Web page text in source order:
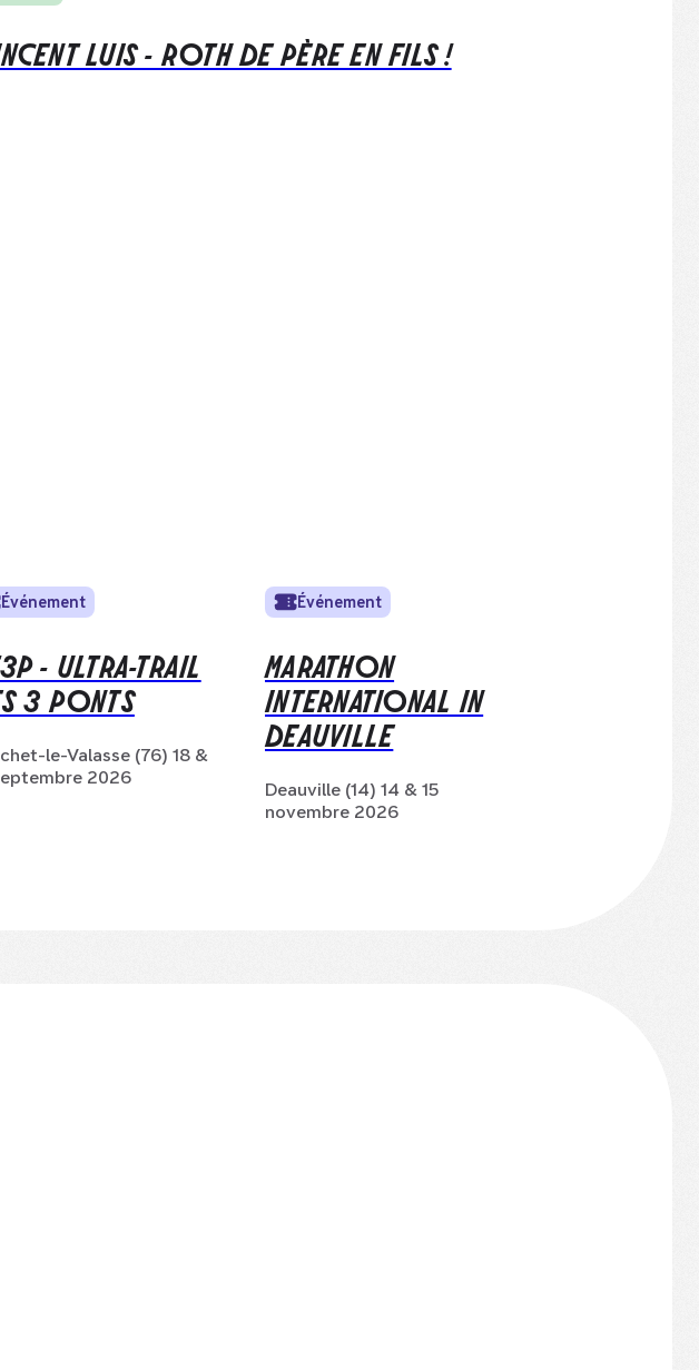
LUIS - ROTH DE PÈRE EN FILS !
Événement
- ULTRA-TRAIL
3 PONTS
le-Valasse (76) 18 &
2026
Événement
MARATHON
INTERNATIONAL IN
DEAUVILLE
Deauville (14) 14 & 15
novembre 2026